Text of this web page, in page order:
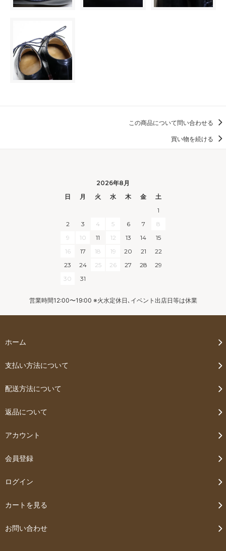
この商品について問い合わせる
買い物を続ける
2026年8月
日
月 火 水 木 金
土
1
2
3 4 5 6 7
8
9
10 11 12 13 14
15
16
17 18 19 20 21
22
23
24 25 26 27 28
29
30
31
営業時間12:00〜19:00 ※火水定休日､イベント出店日等は休業
ホーム
支払い方法について
配送方法について
返品について
アカウント
会員登録
ログイン
カートを見る
お問い合わせ